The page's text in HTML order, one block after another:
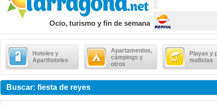
Ocio, turismo y fin de semana
Hoteles y
Aparthoteles
Apartamentos,
cámpings y
otros
Playas y
nudistas
Buscar: fiesta de reyes